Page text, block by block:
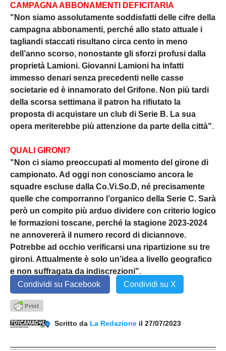
CAMPAGNA ABBONAMENTI DEFICITARIA
"Non siamo assolutamente soddisfatti delle cifre della
campagna abbonamenti, perché allo stato attuale i
tagliandi staccati risultano circa cento in meno
dell’anno scorso, nonostante gli sforzi profusi dalla
proprietà Lamioni. Giovanni Lamioni ha infatti
immesso denari senza precedenti nelle casse
societarie ed è innamorato del Grifone. Non più tardi
della scorsa settimana il patron ha rifiutato la
proposta di acquistare un club di Serie B. La sua
opera meriterebbe più attenzione da parte della città".
QUALI GIRONI?
"Non ci siamo preoccupati al momento del girone di
campionato. Ad oggi non conosciamo ancora le
squadre escluse dalla Co.Vi.So.D, né precisamente
quelle che comporranno l’organico della Serie C. Sarà
però un compito più arduo dividere con criterio logico
le formazioni toscane, perché la stagione 2023-2024
ne annovererà il numero record di diciannove.
Potrebbe ad occhio verificarsi una ripartizione su tre
gironi. Attualmente è solo un’idea a livello geografico
e non suffragata da indiscrezioni".
Condividi su Facebook
Condividi su X
Scritto da La Redazione il 27/07/2023